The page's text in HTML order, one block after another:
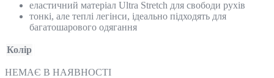
еластичний матеріал Ultra Stretch для свободи рухів
тонкі, але теплі легінси, ідеально підходять для
багатошарового одягання
Колір
НЕМАЄ В НАЯВНОСТІ